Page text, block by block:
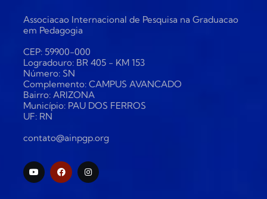
Associacao Internacional de Pesquisa na Graduacao
em Pedagogia
CEP: 59900-000
Logradouro: BR 405 - KM 153
Número: SN
Complemento: CAMPUS AVANCADO
Bairro: ARIZONA
Município: PAU DOS FERROS
UF: RN
contato@ainpgp.org